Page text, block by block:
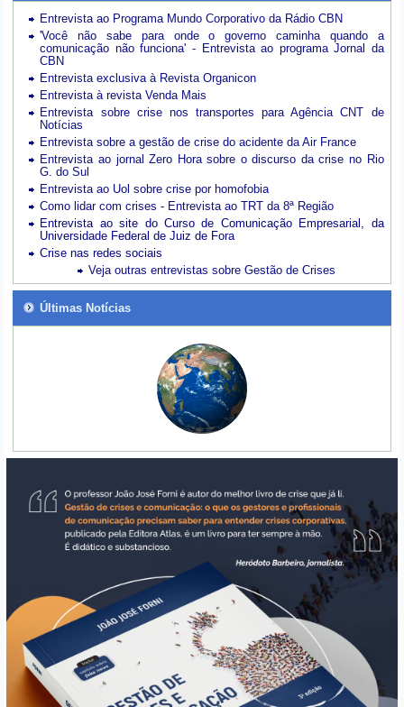
Entrevista ao Programa Mundo Corporativo da Rádio CBN
'Você não sabe para onde o governo caminha quando a
comunicação não funciona' - Entrevista ao programa Jornal da
CBN
Entrevista exclusiva à Revista Organicon
Entrevista à revista Venda Mais
Entrevista sobre crise nos transportes para Agência CNT de
Notícias
Entrevista sobre a gestão de crise do acidente da Air France
Entrevista ao jornal Zero Hora sobre o discurso da crise no Rio
G. do Sul
Entrevista ao Uol sobre crise por homofobia
Como lidar com crises - Entrevista ao TRT da 8ª Região
Entrevista ao site do Curso de Comunicação Empresarial, da
Universidade Federal de Juiz de Fora
Crise nas redes sociais
Veja outras entrevistas sobre Gestão de Crises
Últimas Notícias